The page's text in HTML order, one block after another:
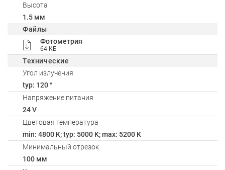
Высота
1.5 мм
Файлы
Фотометрия
64 КБ
Технические
Угол излучения
typ: 120 °
Напряжение питания
24 V
Цветовая температура
min: 4800 K; typ: 5000 K; max: 5200 K
Минимальный отрезок
100 мм